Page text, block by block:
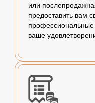
или
предоставить вам
профессиональные
ваше